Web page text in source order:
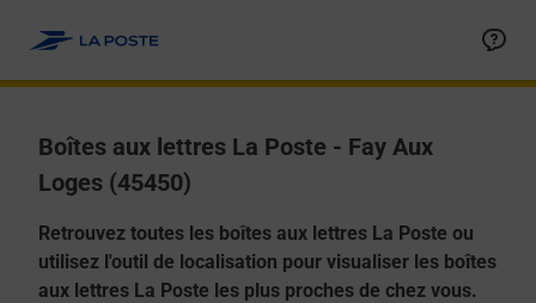
Boîtes aux lettres La Poste - Fay Aux
Loges (45450)
Retrouvez toutes les boîtes aux lettres La Poste ou
utilisez l'outil de localisation pour visualiser les boîtes
aux lettres La Poste les plus proches de chez vous.